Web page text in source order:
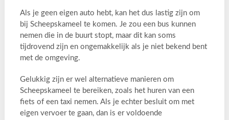
Als je geen eigen auto hebt, kan het dus lastig zijn om
bij Scheepskameel te komen. Je zou een bus kunnen
nemen die in de buurt stopt, maar dit kan soms
tijdrovend zijn en ongemakkelijk als je niet bekend bent
met de omgeving.
Gelukkig zijn er wel alternatieve manieren om
Scheepskameel te bereiken, zoals het huren van een
fiets of een taxi nemen. Als je echter besluit om met
eigen vervoer te gaan, dan is er voldoende